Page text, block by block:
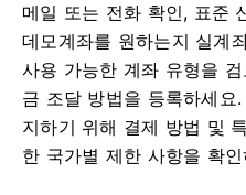
메일 또는 전화 확인, 표준
데모계좌를 원하는지 실계
사용 가능한 계좌 유형을
금 조달 방법을 등록하세
지하기 위해 결제 방법 및
한 국가별 제한 사항을 확인